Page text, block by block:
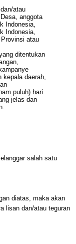
atau
anggota
Indonesia,
Indonesia,
atau
ditentukan
kepala daerah,
puluh) hari
jelas dan
salah satu
diatas, maka akan
lisan dan/atau teguran